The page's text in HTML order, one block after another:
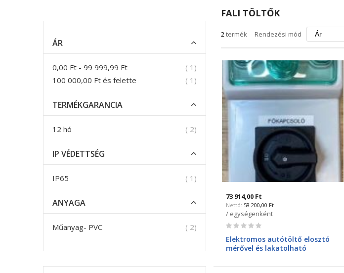
FALI TÖLTŐK
2termék Rendezési mód
73 914,00 Ft
58 200,00 Ft
/ egységenként
Rating:
Elektromos autótöltő elosztó
mérővel és lakatolható
ÁR
0,00 Ft - 99 999,99 Ft 1 termék
100 000,00 Ft és felette 1 termék
TERMÉKGARANCIA
12 hó 2termék
IP VÉDETTSÉG
IP65 1 termék
ANYAGA
Műanyag- PVC 2termék